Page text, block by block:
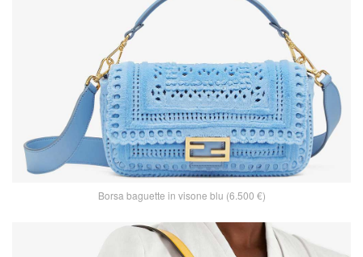
Borsa baguette in visone blu (6.500 €)